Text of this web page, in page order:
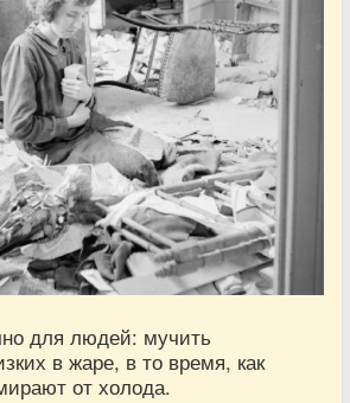
для людей: мучить
в жаре, в то время, как
от холода.